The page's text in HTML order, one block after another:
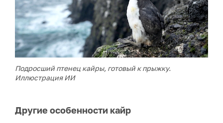
Подросший птенец кайры, готовый к прыжку.
Иллюстрация ИИ
Другие особенности кайр